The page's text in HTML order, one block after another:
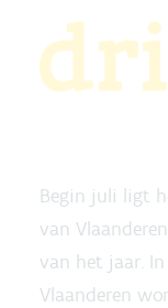
Begin juli ligt
van
van het jaar.
Vlaanderen